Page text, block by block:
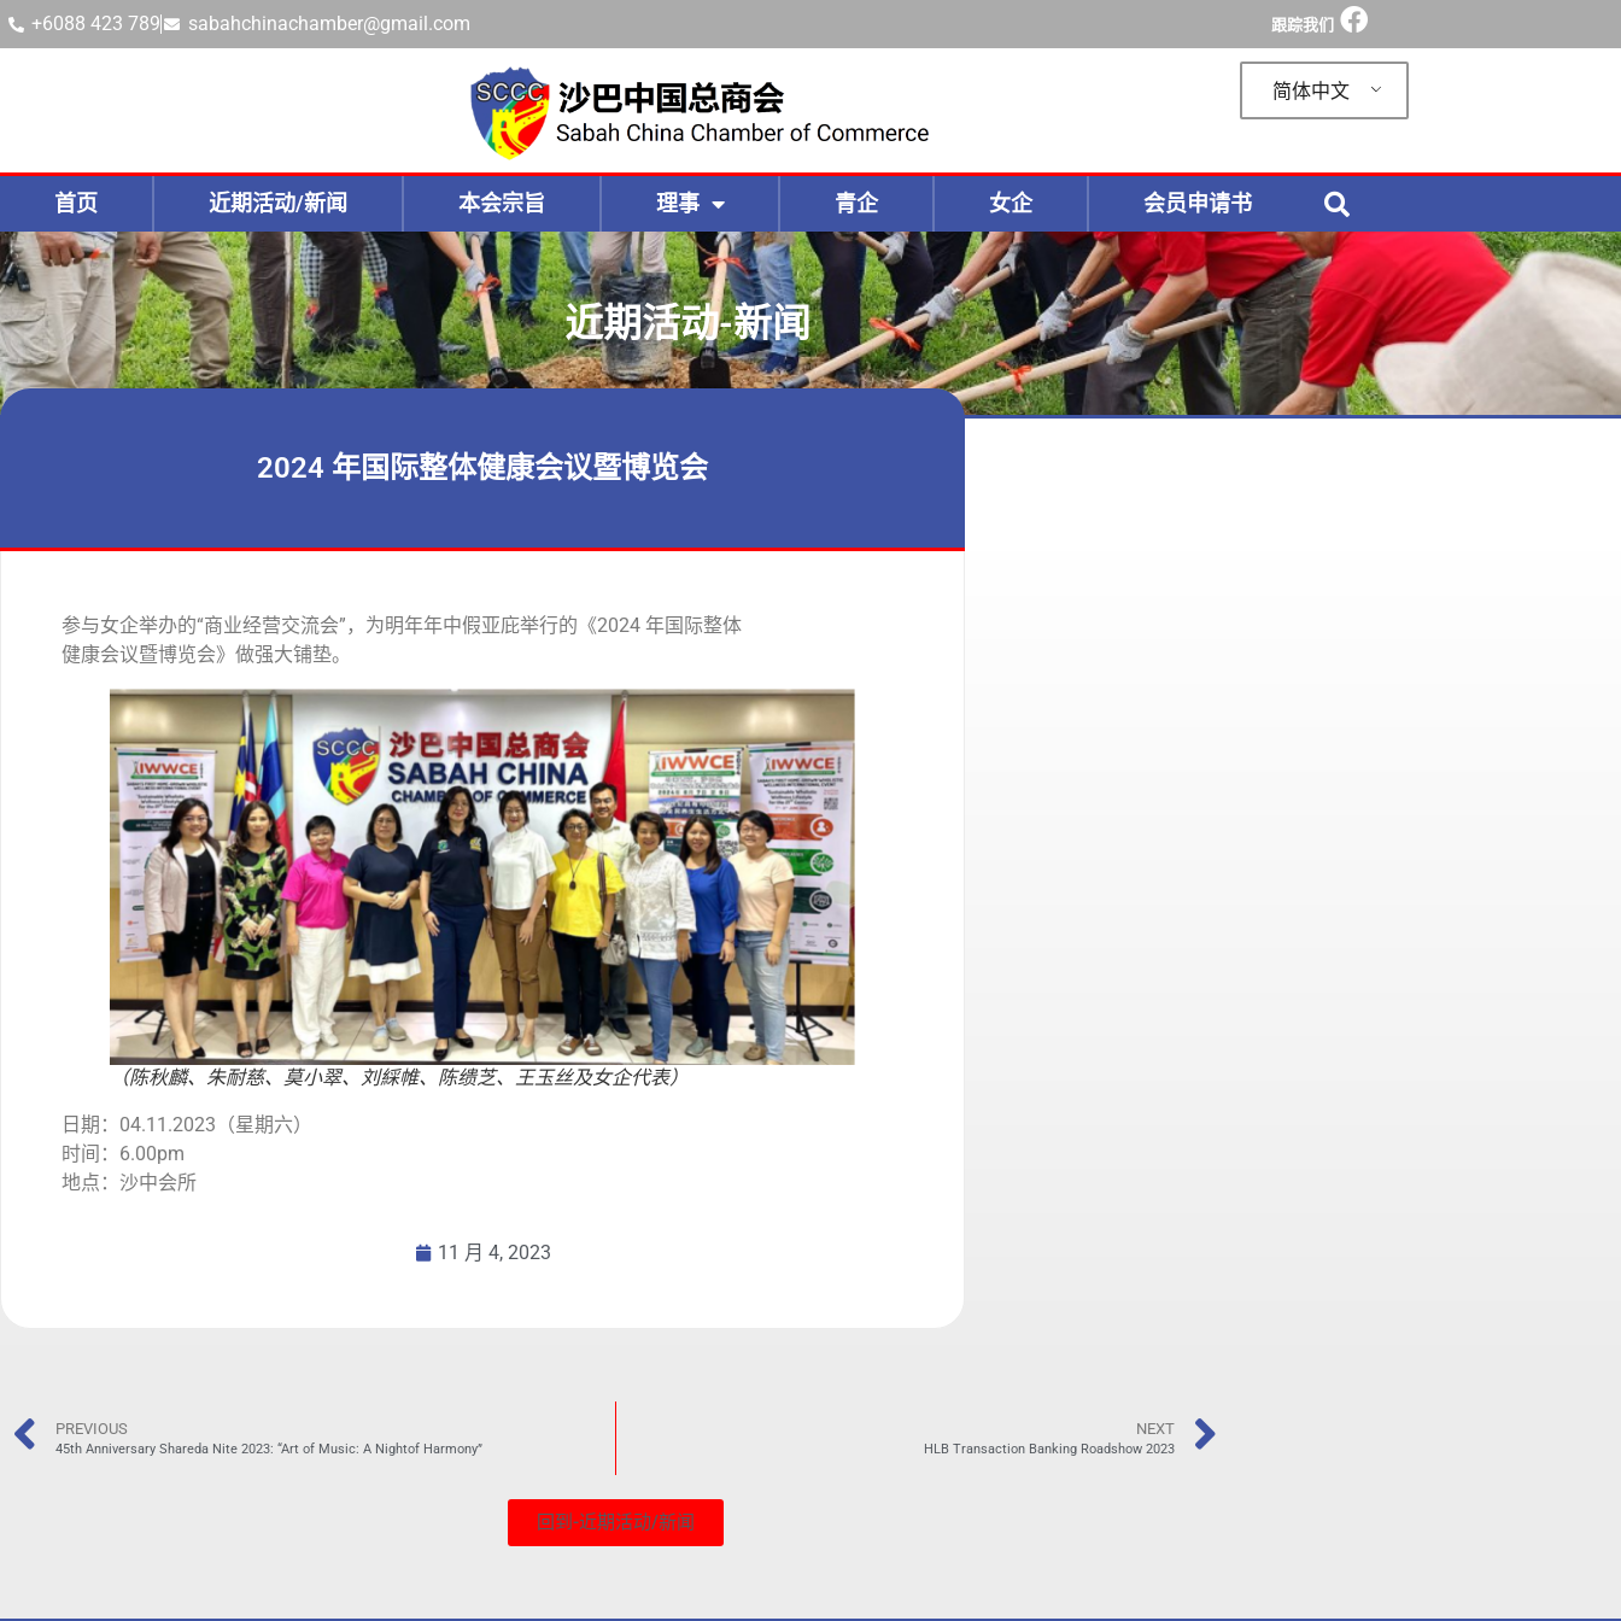
+6088 423 789 sabahchinachamber@gmail.com 跟踪我们
简体中文
首页 近期活动/新闻 本会宗旨 理事 青企 女企 会员申请书
近期活动-新闻
2024 年国际整体健康会议暨博览会
参与女企举办的“商业经营交流会”，为明年年中假亚庇举行的《2024 年国际整体
健康会议暨博览会》做强大铺垫。
（陈秋麟、朱耐慈、莫小翠、刘綵帷、陈缋芝、王玉丝及女企代表）
日期：04.11.2023（星期六）
时间：6.00pm
地点：沙中会所
11 月 4, 2023
PREVIOUS
45th Anniversary Shareda Nite 2023: “Art of Music: A Nightof Harmony”
NEXT
HLB Transaction Banking Roadshow 2023
回到-近期活动/新闻